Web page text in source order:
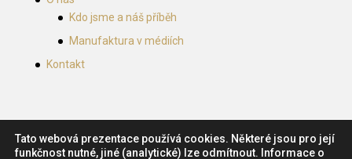
Kdo jsme a náš příběh
Manufaktura v médiích
Kontakt
Tato webová prezentace používá cookies. Některé jsou pro její
funkčnost nutné, jiné (analytické) lze odmítnout. Informace o